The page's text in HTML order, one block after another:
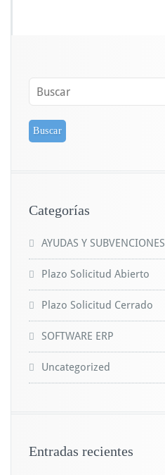
Categorías
AYUDAS Y SUBVENCIONES
Plazo Solicitud Abierto
Plazo Solicitud Cerrado
SOFTWARE ERP
Uncategorized
Entradas recientes